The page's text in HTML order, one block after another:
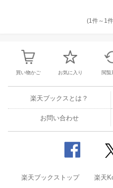
(1件～ 1
買い物かご お気に入り 閲覧
楽天ブックスとは？
お問い合わせ
楽天ブックストップ 楽天